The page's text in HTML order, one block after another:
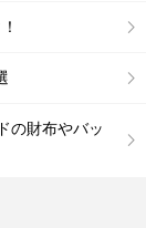
の財布やバッ